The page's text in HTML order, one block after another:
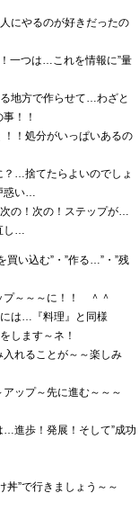
にやるのが好きだったの
一つは…これを情報に”量
る地方で作らせて…わざと
！！
！処分がいっぱいあるの
？…捨てたらよいのでしょ
い…
の！次の！ステップが…
し…
い込む”・”作る…”・”残
プ～～～に！！ ＾＾
には…『料理』と同様
します～ネ！
れることが～～楽しみ
ップ～先に進む～～～
進歩！発展！そして”成功
”で行きましょう～～